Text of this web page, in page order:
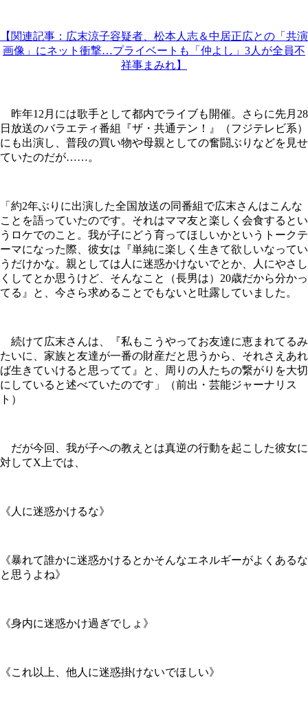
【関連記事：広末涼子容疑者、松本人志＆中居正広との「共演
画像」にネット衝撃…プライベートも「仲よし」3人が全員不
祥事まみれ】
昨年12月には歌手として都内でライブも開催。さらに先月28
日放送のバラエティ番組『ザ・共通テン！』（フジテレビ系）
にも出演し、普段の買い物や母親としての奮闘ぶりなどを見せ
ていたのだが……。
「約2年ぶりに出演した全国放送の同番組で広末さんはこんな
ことを語っていたのです。それはママ友と楽しく会食するとい
うロケでのこと。我が子にどう育ってほしいかというトークテ
ーマになった際、彼女は『単純に楽しく生きて欲しいなってい
うだけかな。親としては人に迷惑かけないでとか、人にやさし
くしてとか思うけど、そんなこと（長男は）20歳だから分かっ
てる』と、今さら求めることでもないと吐露していました。
続けて広末さんは、『私もこうやってお友達に恵まれてるみ
たいに、家族と友達が一番の財産だと思うから、それさえあれ
ば生きていけると思ってて』と、周りの人たちの繋がりを大切
にしていると述べていたのです」（前出・芸能ジャーナリス
ト）
だが今回、我が子への教えとは真逆の行動を起こした彼女に
対してX上では、
《人に迷惑かけるな》
《暴れて誰かに迷惑かけるとかそんなエネルギーがよくあるな
と思うよね》
《身内に迷惑かけ過ぎでしょ》
《これ以上、他人に迷惑掛けないでほしい》